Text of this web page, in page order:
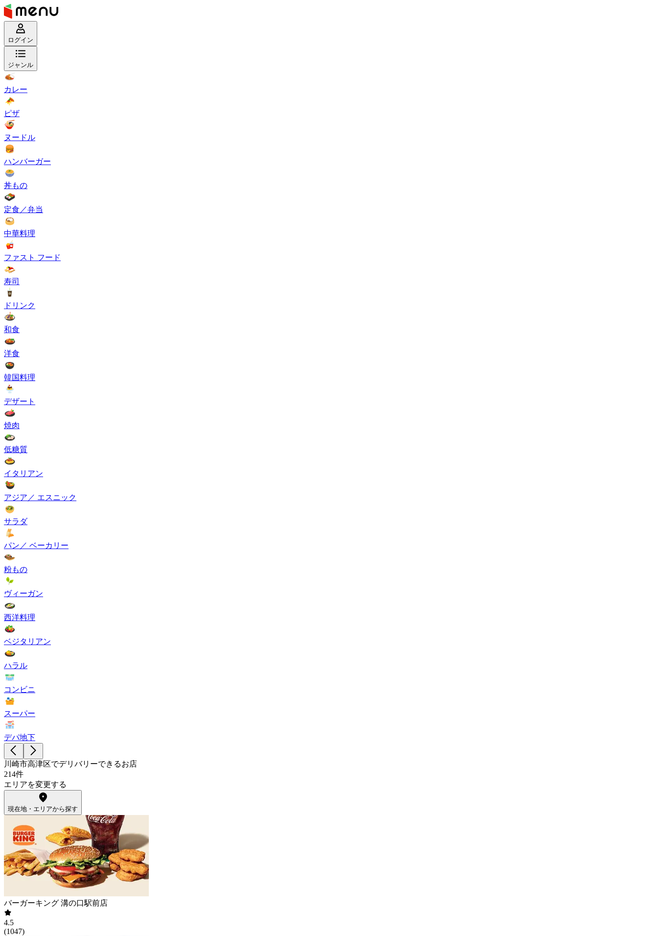
ログイン
ジャンル
カレー
ピザ
ヌードル
ハンバーガー
丼もの
定食／弁当
中華料理
ファスト フード
寿司
ドリンク
和食
洋食
韓国料理
デザート
焼肉
低糖質
イタリアン
アジア／ エスニック
サラダ
パン／ ベーカリー
粉もの
ヴィーガン
西洋料理
ベジタリアン
ハラル
コンビニ
スーパー
デパ地下
川崎市高津区でデリバリーできるお店
214件
エリアを変更する
現在地・エリアから探す
バーガーキング 溝の口駅前店
4.5
(1047)